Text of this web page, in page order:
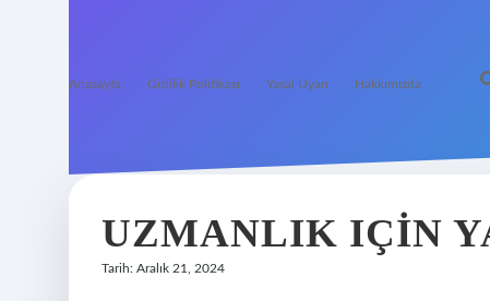
Anasayfa Gizlilik Politikası Yasal Uyarı Hakkımızda
UZMANLIK IÇIN
Tarih: Aralık 21, 2024